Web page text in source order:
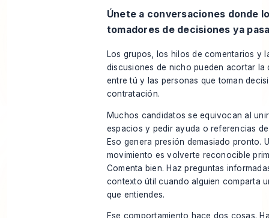
Únete a conversaciones donde
tomadores de decisiones ya
Los grupos, los hilos de comentarios y
discusiones de nicho pueden acortar la
entre tú y las personas que toman
contratación.
Muchos candidatos se equivocan al
espacios y pedir ayuda o referencias
Eso genera presión demasiado pronto.
movimiento es volverte reconocible
Comenta bien. Haz preguntas
contexto útil cuando alguien comparta
que entiendes.
Ese comportamiento hace dos cosas.